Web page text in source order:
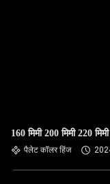
160 मिमी 200 मिमी 220
पैलेट कॉलर हिंज